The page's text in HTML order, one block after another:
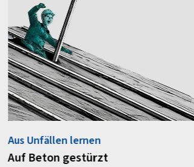
Aus Unfällen lernen
Auf Beton gestürzt